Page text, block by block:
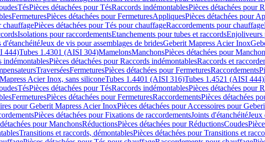
TésPièces détachées pour TésRaccords indémontablesPièces détachées pour
FermeturesPièces détachées pour FermeturesAppliquesPièces détachées pour
chauffagePièces détachées pour Tés pour chauffageRaccordements pour chauffage
Isolations pour raccordementsEtanchements pour tubes et raccordsEnjoliveurs
d'étanchéitéJeux de vis pour assemblages de bridesGeberit Mapress Acier Inox
444)Tubes 1.4301 (AISI 304)MamelonsManchonsPièces détachées pour
indémontablesPièces détachées pour Raccords indémontablesRaccords et
TraverséesFermeturesPièces détachées pour FermeturesRaccordements
Acier Inox, sans siliconeTubes 1.4401 (AISI 316)Tubes 1.4521 (AISI 444)
TésPièces détachées pour TésRaccords indémontablesPièces détachées pour
FermeturesPièces détachées pour FermeturesRaccordementsPièces détachées
pour Geberit Mapress Acier InoxPièces détachées pour Accessoires pour
Pièces détachées pour Fixations de raccordementsJoints d'étanchéitéJeux
pour ManchonsRéductionsPièces détachées pour RéductionsCoudes
Transitions et raccords, démontablesPièces détachées pour Transitions et